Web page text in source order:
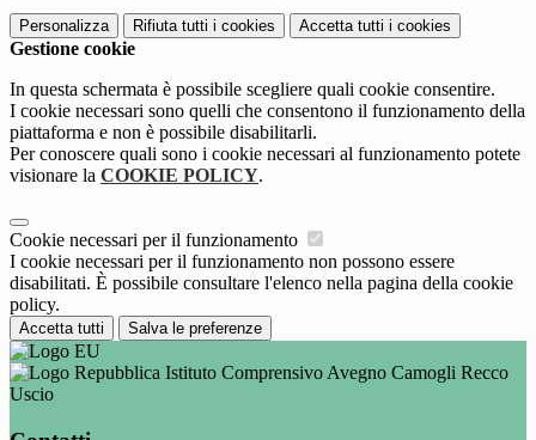
Personalizza Rifiuta tutti i cookies Accetta tutti i cookies
Gestione cookie
In questa schermata è possibile scegliere quali cookie consentire.
I cookie necessari sono quelli che consentono il funzionamento della
piattaforma e non è possibile disabilitarli.
Per conoscere quali sono i cookie necessari al funzionamento potete
visionare la COOKIE POLICY.
Cookie necessari per il funzionamento
I cookie necessari per il funzionamento non possono essere
disabilitati. È possibile consultare l'elenco nella pagina della cookie
policy.
Accetta tutti Salva le preferenze
Istituto Comprensivo Avegno Camogli Recco
Uscio